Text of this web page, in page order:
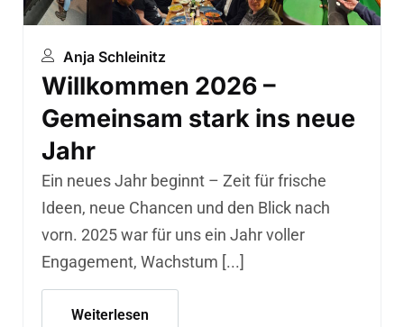
Anja Schleinitz
Willkommen 2026 –
Gemeinsam stark ins neue
Jahr
Ein neues Jahr beginnt – Zeit für frische
Ideen, neue Chancen und den Blick nach
vorn. 2025 war für uns ein Jahr voller
Engagement, Wachstum [...]
Weiterlesen